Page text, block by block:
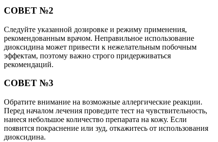
СОВЕТ №2
Следуйте указанной дозировке и режиму применения,
рекомендованным врачом. Неправильное использование
диоксидина может привести к нежелательным побочным
эффектам, поэтому важно строго придерживаться
рекомендаций.
СОВЕТ №3
Обратите внимание на возможные аллергические реакции.
Перед началом лечения проведите тест на чувствительность,
нанеся небольшое количество препарата на кожу. Если
появится покраснение или зуд, откажитесь от использования
диоксидина.